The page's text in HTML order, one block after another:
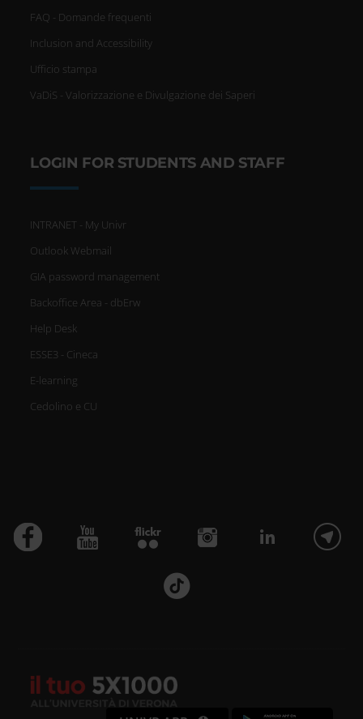
FAQ - Domande frequenti
Inclusion and Accessibility
Ufficio stampa
VaDiS - Valorizzazione e Divulgazione dei Saperi
LOGIN FOR STUDENTS AND STAFF
INTRANET - My Univr
Outlook Webmail
GIA password management
Backoffice Area - dbErw
Help Desk
ESSE3 - Cineca
E-learning
Cedolino e CU